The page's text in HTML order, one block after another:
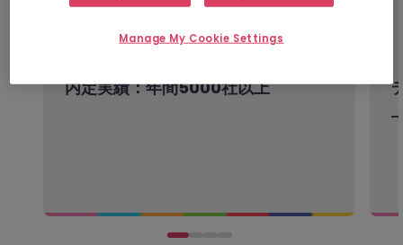
内定実績：年間5000社以上
Manage My Cookie Settings